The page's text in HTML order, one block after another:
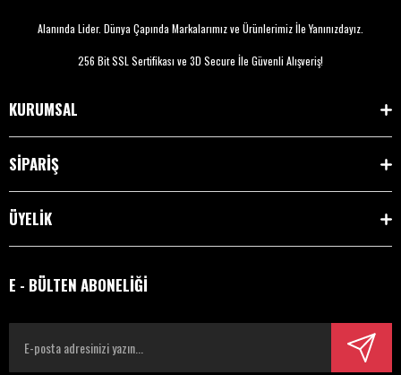
Alanında Lider. Dünya Çapında Markalarımız ve Ürünlerimiz İle Yanınızdayız.
256 Bit SSL Sertifikası ve 3D Secure İle Güvenli Alışveriş!
KURUMSAL
SİPARİŞ
ÜYELİK
E - BÜLTEN ABONELİĞİ